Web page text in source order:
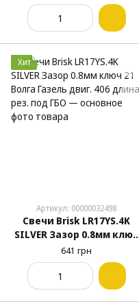
Хит
Артикул: 00000032498
Свечи Brisk LR17YS.4K
SILVER Зазор 0.8мм ключ
21 Волга Газель двиг. 406
длина рез. под ГБО
641 грн